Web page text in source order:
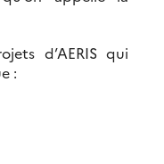
d’AERIS qui
: